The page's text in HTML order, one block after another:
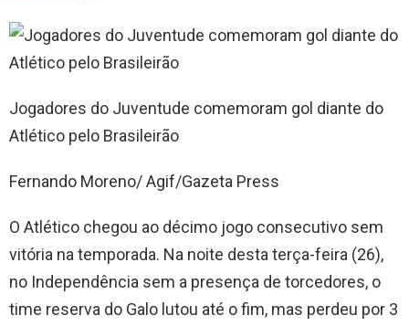
Jogadores do Juventude comemoram gol diante do
Atlético pelo Brasileirão
Fernando Moreno/ Agif/Gazeta Press
O Atlético chegou ao décimo jogo consecutivo sem
vitória na temporada. Na noite desta terça-feira (26),
no Independência sem a presença de torcedores, o
time reserva do Galo lutou até o fim, mas perdeu por 3